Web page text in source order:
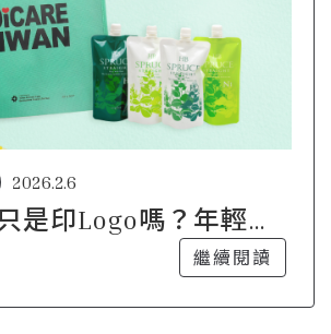
是印Logo嗎？年輕品
2026.2.6
繼續閱讀